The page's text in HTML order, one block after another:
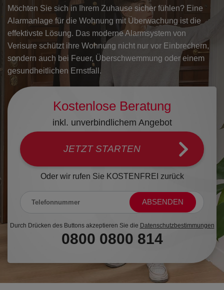
BEZAHLBAR
ZEROVISION
WIFI-VISION
KAMERAS
SICHERHEITSKAMERA
AUSSENKAMERA
VIDEODETEKTOR
RAUCHMELDER
UNSERE STANDORTE
ZERTIFIZIERUNGEN
BLOG
SICHERHEITSRATGEBER
HILFE & KONTAKT
HÄUFIG GESTELLTE
FRAGEN
KONTAKT
EINBRUCH-TRACKER
Möchten Sie sich in Ihrem Zuhause sicher fühlen? Eine
Alarmanlage für die Wohnung mit Überwachung ist die
effektivste Lösung. Das moderne Alarmsystem von
Verisure schützt ihre Wohnung nicht nur vor Einbrechern,
sondern auch bei Feuer, Überschwemmung oder einem
gesundheitlichen Ernstfall.
Kostenlose Beratung
inkl. unverbindlichem Angebot
JETZT STARTEN
Oder wir rufen Sie KOSTENFREI zurück
Durch Drücken des Buttons akzeptieren Sie die Datenschutzbestimmungen
0800 0800 814